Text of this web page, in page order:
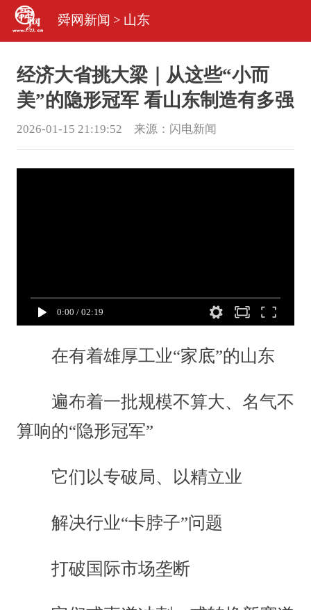
舜网新闻 > 山东
经济大省挑大梁｜从这些“小而
美”的隐形冠军 看山东制造有多强
2026-01-15 21:19:52 来源： 闪电新闻
0:00 / 02:19
在有着雄厚工业“家底”的山东
遍布着一批规模不算大、名气不
算响的“隐形冠军”
它们以专破局、以精立业
解决行业“卡脖子”问题
打破国际市场垄断